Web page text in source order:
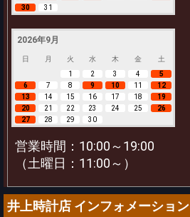
30
31
2026年9月
日 月 火 水 木 金
土
1
2 3 4
5
6
7 8 9 10 11
12
13
14 15 16 17 18
19
20
21 22 23 24 25
26
27
28 29 30
営業時間：10:00～19:00
（土曜日：11:00～）
井上時計店 インフォメーション